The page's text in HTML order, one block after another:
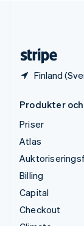
Finland
Produkter
Priser
Atlas
Billing
Capital
Checkout